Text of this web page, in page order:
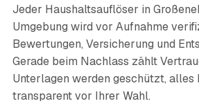
Jeder Haushaltsauflöser in
Umgebung wird vor Aufnahme
Bewertungen, Versicherung und
Gerade beim Nachlass zählt
Unterlagen werden geschützt,
transparent vor Ihrer Wahl.